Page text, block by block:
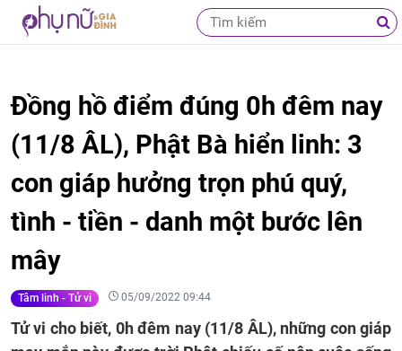
Đồng hồ điểm đúng 0h đêm nay
(11/8 ÂL), Phật Bà hiển linh: 3
con giáp hưởng trọn phú quý,
tình - tiền - danh một bước lên
mây
Tâm linh - Tử vi 05/09/2022 09:44
Tử vi cho biết, 0h đêm nay (11/8 ÂL), những con giáp